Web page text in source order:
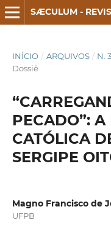
SÆCULUM -
INÍCIO / ARQUIVOS / N.
Dossiê
PECADO”:
CATÓLICA
SERGIPE
Magno Francisco de
UFPB